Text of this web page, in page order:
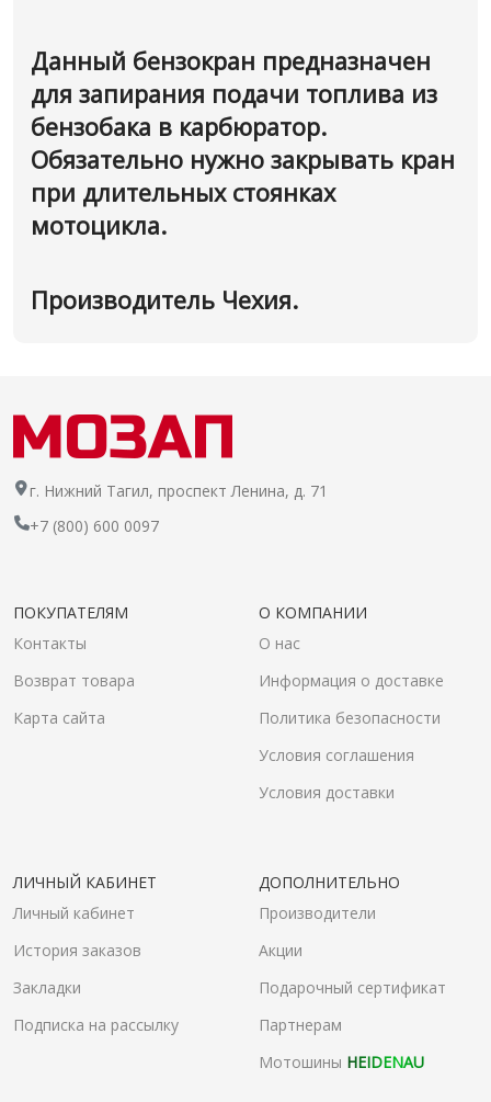
Данный бензокран предназначен
для запирания подачи топлива из
бензобака в карбюратор.
Обязательно нужно закрывать кран
при длительных стоянках
мотоцикла.
Производитель Чехия.
г. Нижний Тагил, проспект Ленина, д. 71
+7 (800) 600 0097
ПОКУПАТЕЛЯМ
Контакты
Возврат товара
Карта сайта
О КОМПАНИИ
О нас
Информация о доставке
Политика безопасности
Условия соглашения
Условия доставки
ЛИЧНЫЙ КАБИНЕТ
Личный кабинет
История заказов
Закладки
Подписка на рассылку
ДОПОЛНИТЕЛЬНО
Производители
Акции
Подарочный сертификат
Партнерам
Мотошины HEIDENAU